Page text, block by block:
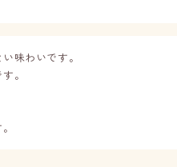
味わいです。
。